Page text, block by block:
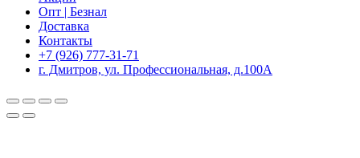
Опт | Безнал
Доставка
Контакты
+7 (926) 777-31-71
г. Дмитров, ул. Профессиональная, д.100А